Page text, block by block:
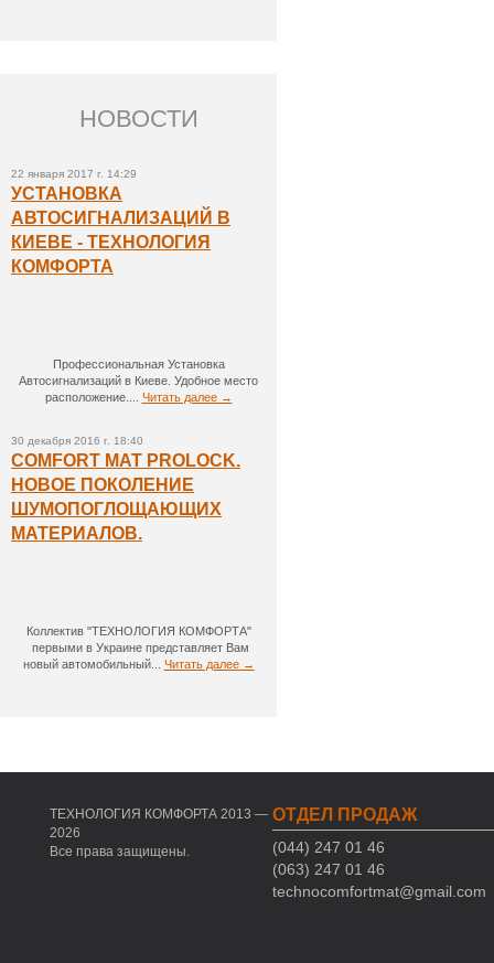
НОВОСТИ
22 января 2017 г. 14:29
УСТАНОВКА
АВТОСИГНАЛИЗАЦИЙ В
КИЕВЕ - ТЕХНОЛОГИЯ
КОМФОРТА
Профессиональная Установка
Автосигнализаций в Киеве. Удобное место
расположение.... Читать далее →
30 декабря 2016 г. 18:40
COMFORT MAT PROLOCK.
НОВОЕ ПОКОЛЕНИЕ
ШУМОПОГЛОЩАЮЩИХ
МАТЕРИАЛОВ.
Коллектив "ТЕХНОЛОГИЯ КОМФОРТА"
первыми в Украине представляет Вам
новый автомобильный... Читать далее →
ТЕХНОЛОГИЯ КОМФОРТА 2013 —
2026
Все права защищены.
ОТДЕЛ ПРОДАЖ
(044) 247 01 46
(063) 247 01 46
technocomfortmat@gmail.com